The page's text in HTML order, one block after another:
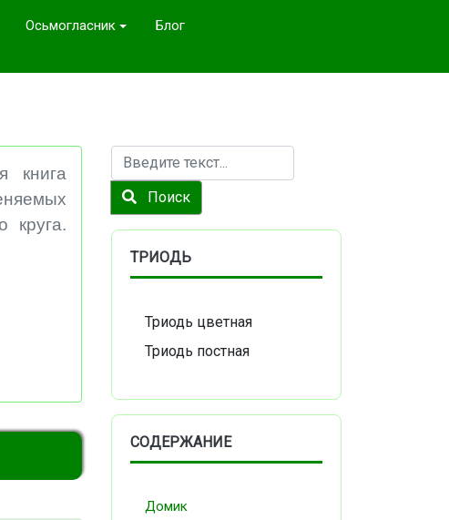
Осьмогласник Блог
книга
круга.
Поиск
Поиск
ТРИОДЬ
Триодь цветная
Триодь постная
СОДЕРЖАНИЕ
Домик